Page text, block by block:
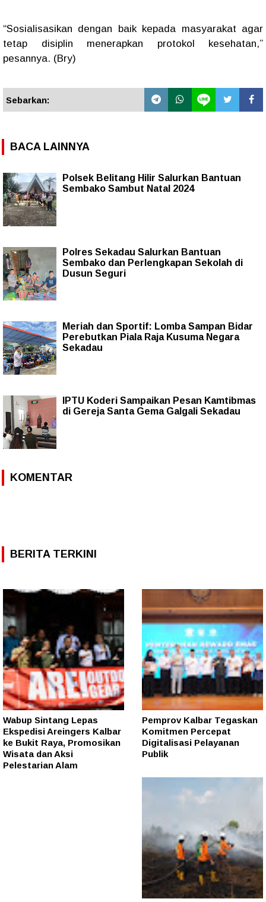
“Sosialisasikan dengan baik kepada masyarakat agar
tetap disiplin menerapkan protokol kesehatan,”
pesannya. (Bry)
Sebarkan:
BACA LAINNYA
Polsek Belitang Hilir Salurkan Bantuan
Sembako Sambut Natal 2024
Polres Sekadau Salurkan Bantuan
Sembako dan Perlengkapan Sekolah di
Dusun Seguri
Meriah dan Sportif: Lomba Sampan Bidar
Perebutkan Piala Raja Kusuma Negara
Sekadau
IPTU Koderi Sampaikan Pesan Kamtibmas
di Gereja Santa Gema Galgali Sekadau
KOMENTAR
BERITA TERKINI
Wabup Sintang Lepas
Ekspedisi Areingers Kalbar
ke Bukit Raya, Promosikan
Wisata dan Aksi
Pelestarian Alam
Pemprov Kalbar Tegaskan
Komitmen Percepat
Digitalisasi Pelayanan
Publik